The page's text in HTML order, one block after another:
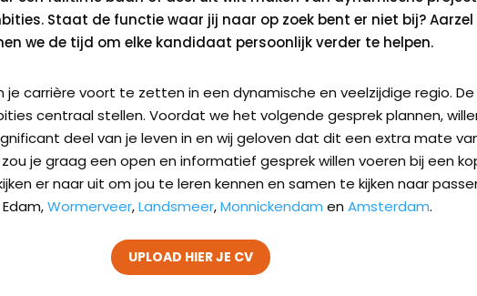
Staat de functie waar jij naar op zoek bent er niet bij?
we de tijd om elke kandidaat persoonlijk verder te helpen.
carrière voort te zetten in een dynamische en veelzijdige regio. De
centraal stellen. Voordat we het volgende gesprek plannen,
deel van je leven in en wij geloven dat dit een extra mate
je graag een open en informatief gesprek willen voeren bij een
er naar uit om jou te leren kennen en samen te kijken naar
Wormerveer,Landsmeer,Monnickendam enAmsterdam.
UPLOAD HIER JE CV